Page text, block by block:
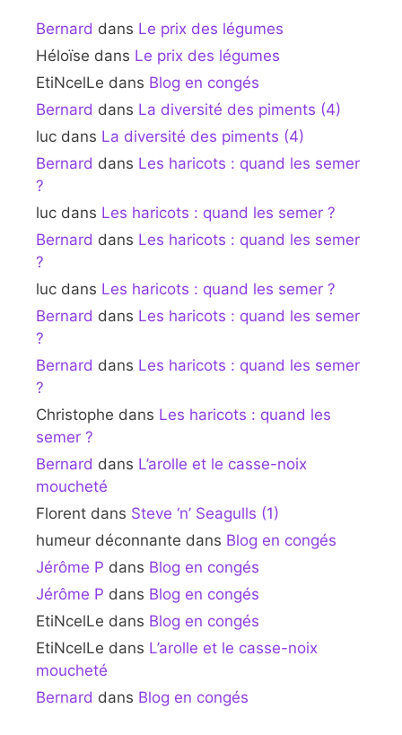
Bernard dans Le prix des légumes
Héloïse dans Le prix des légumes
EtiNcelLe dans Blog en congés
Bernard dans La diversité des piments (4)
luc dans La diversité des piments (4)
Bernard dans Les haricots : quand les semer
?
luc dans Les haricots : quand les semer ?
Bernard dans Les haricots : quand les semer
?
luc dans Les haricots : quand les semer ?
Bernard dans Les haricots : quand les semer
?
Bernard dans Les haricots : quand les semer
?
Christophe dans Les haricots : quand les
semer ?
Bernard dans L’arolle et le casse-noix
moucheté
Florent dans Steve ‘n’ Seagulls (1)
humeur déconnante dans Blog en congés
Jérôme P dans Blog en congés
Jérôme P dans Blog en congés
EtiNcelLe dans Blog en congés
EtiNcelLe dans L’arolle et le casse-noix
moucheté
Bernard dans Blog en congés